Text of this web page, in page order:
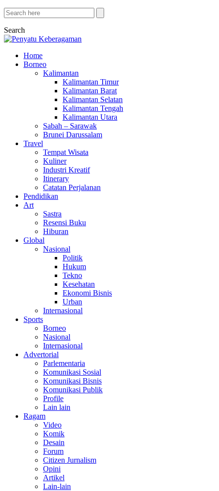
Search
Home
Borneo
Kalimantan
Kalimantan Timur
Kalimantan Barat
Kalimantan Selatan
Kalimantan Tengah
Kalimantan Utara
Sabah – Sarawak
Brunei Darussalam
Travel
Tempat Wisata
Kuliner
Industri Kreatif
Itinerary
Catatan Perjalanan
Pendidikan
Art
Sastra
Resensi Buku
Hiburan
Global
Nasional
Politik
Hukum
Tekno
Kesehatan
Ekonomi Bisnis
Urban
Internasional
Sports
Borneo
Nasional
Internasional
Advertorial
Parlementaria
Komunikasi Sosial
Komunikasi Bisnis
Komunikasi Publik
Profile
Lain lain
Ragam
Video
Komik
Desain
Forum
Citizen Jurnalism
Opini
Artikel
Lain-lain